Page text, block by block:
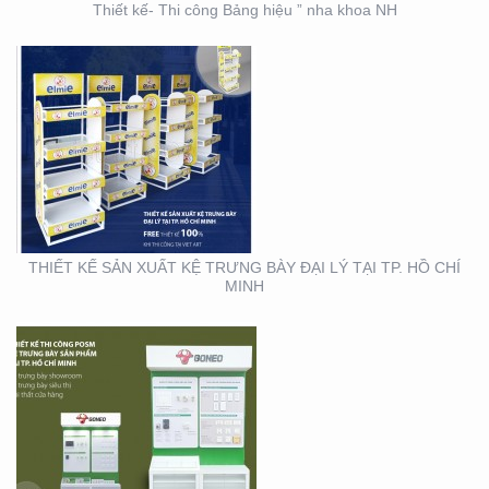
Thiết kế- Thi công Bảng hiệu ” nha khoa NH
THIẾT KẾ SẢN XUẤT KỆ TRƯNG BÀY ĐẠI LÝ TẠI TP. HỒ CHÍ
MINH
THIẾT KẾ THI CÔNG KỆ
TRƯNG BÀY SẢN PHẨM
TẠI TP. HỒ CHÍ MINH
THIẾT KẾ SẢN XUẤT
BOOTH SAMPLING TẠI
TP. HỒ CHÍ MINH